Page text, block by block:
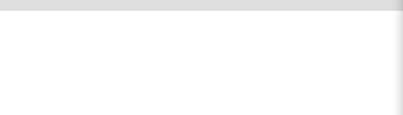
κεραμικού για να μπορούν να ταιριάξουν στον